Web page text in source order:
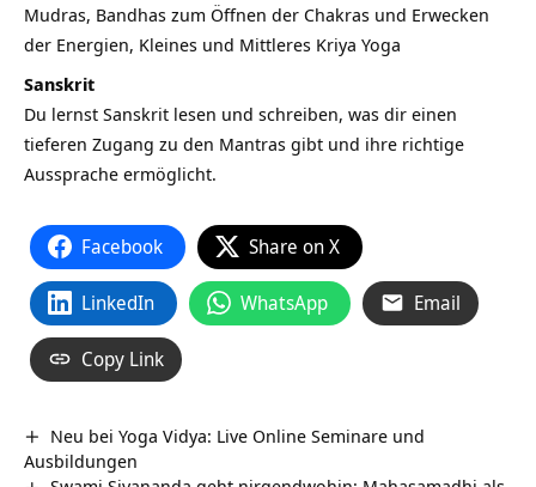
Mudras, Bandhas zum Öffnen der Chakras und Erwecken
der Energien, Kleines und Mittleres Kriya Yoga
Sanskrit
Du lernst Sanskrit lesen und schreiben, was dir einen
tieferen Zugang zu den Mantras gibt und ihre richtige
Aussprache ermöglicht.
Facebook Share on X
LinkedIn WhatsApp Email
Copy Link
Neu bei Yoga Vidya: Live Online Seminare und
Ausbildungen